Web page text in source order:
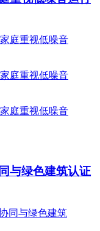
与绿色建筑认证